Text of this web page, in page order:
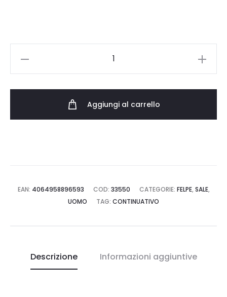
Aggiungi al carrello
EAN: 4064958896593 COD: 33550 CATEGORIE: FELPE, SALE,
UOMO
TAG: CONTINUATIVO
Descrizione Informazioni aggiuntive